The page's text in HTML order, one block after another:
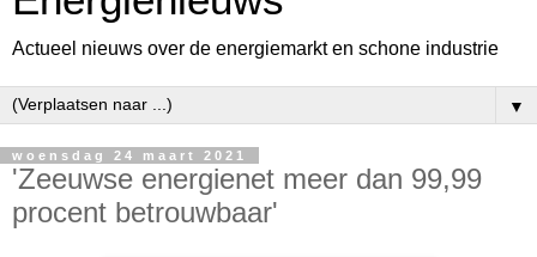
Actueel nieuws over de energiemarkt en schone industrie
▼
woensdag 24 maart 2021
'Zeeuwse energienet meer dan 99,99
procent betrouwbaar'